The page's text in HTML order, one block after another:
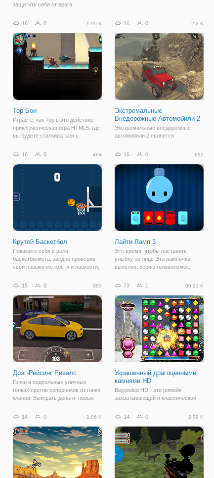
защитить себя от врага.
16 0 1.95 K
Тор Бои
Играете, как Тор в это действие
приключенческая игра HTML5, где
вы будете сталкиваться с
или мастера. В каждом бою, вы
прежде чем огонь полностью
исчезнет, поэтому
16 0 2.2 K
Экстремальные
Внедорожные Автомобили 2
Экстремальные внедорожные
автомобили 2 является
игры вождения. Если вам
название, вы уверены, что любить
это второе улучшенное издание.
Эта игра приносит все, что
16 0 464
Крутой Баскетбол
Покажите себя в роли
баскетболиста, заодно проверив
свои навыки меткости и ловкости,
Цель игры проста - забросить в
количество попыток. Здесь нет
никаких
16 0 692
Лайти Ламп 3
Это время, чтобы поставить
улыбку на лице Эта лампочка,
выясняя, серию головоломок,
Можно подумать, что включение
просто щелкаете выключателем, и
бац—у вас есть
15 0 983
Дрэг-Рейсинг Ривалс
Гонки в подпольных уличных
гонках против соперников из гонки
кланов! Выиграть деньги, новые
обновить их по максимуму!
73 1 30.31 K
Украшенный драгоценными
камнями HD
Bejeweled HD - это римейк
захватывающей и классической
jewel. Классический режим игры в
наслаждаться традиционной игрой,
перетасовывая драгоценные
камни, чтобы
14 0 1.06 K 14 0 2.09 K